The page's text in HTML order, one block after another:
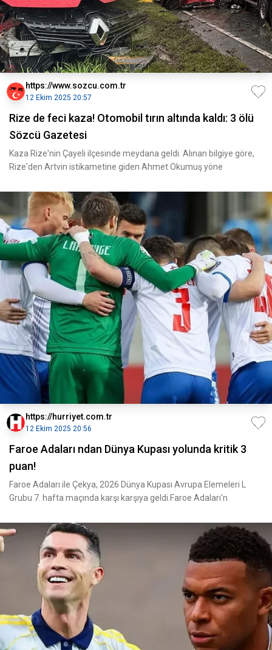
https://www.sozcu.com.tr
12 Ekim 2025 20:57
Rize de feci kaza! Otomobil tırın altında kaldı: 3 ölü
Sözcü Gazetesi
Kaza Rize'nin Çayeli ilçesinde meydana geldi. Alınan bilgiye göre,
Rize'den Artvin istikametine giden Ahmet Okumuş yöne
https://hurriyet.com.tr
12 Ekim 2025 20:56
Faroe Adaları ndan Dünya Kupası yolunda kritik 3
puan!
Faroe Adaları ile Çekya, 2026 Dünya Kupası Avrupa Elemeleri L
Grubu 7. hafta maçında karşı karşıya geldi.Faroe Adaları'n